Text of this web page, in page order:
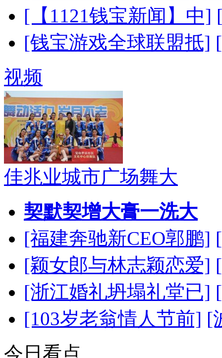
[【1121钱宝新闻】中]
[钱宝游戏全球联盟抵]
视频
佳兆业城市广场舞大
契默契增大膏一洗大
[福建奔驰新CEO郭鹏]
[颖女郎与林志颖恋爱]
[浙江婚礼坍塌礼堂已]
[103岁老翁情人节前] [
今日看点